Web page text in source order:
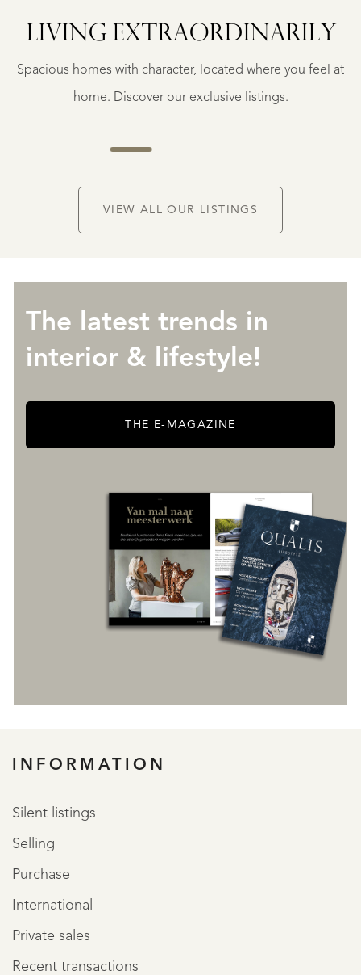
LIVING EXTRA­ORDINARILY
Spacious homes with character, located where you feel at
home. Discover our exclusive listings.
4
925.000
VIEW ALL OUR LISTINGS
The latest trends in
interior & lifestyle!
THE E-MAGAZINE
INFORMATION
Silent listings
Selling
Purchase
International
Private sales
Recent transactions